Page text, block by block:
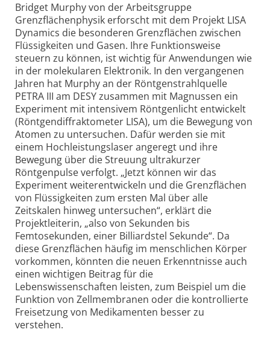
Bridget Murphy von der Arbeitsgruppe
Grenzflächenphysik erforscht mit dem Projekt LISA
Dynamics die besonderen Grenzflächen zwischen
Flüssigkeiten und Gasen. Ihre Funktionsweise
steuern zu können, ist wichtig für Anwendungen wie
in der molekularen Elektronik. In den vergangenen
Jahren hat Murphy an der Röntgenstrahlquelle
PETRA III am DESY zusammen mit Magnussen ein
Experiment mit intensivem Röntgenlicht entwickelt
(Röntgendiffraktometer LISA), um die Bewegung von
Atomen zu untersuchen. Dafür werden sie mit
einem Hochleistungslaser angeregt und ihre
Bewegung über die Streuung ultrakurzer
Röntgenpulse verfolgt. „Jetzt können wir das
Experiment weiterentwickeln und die Grenzflächen
von Flüssigkeiten zum ersten Mal über alle
Zeitskalen hinweg untersuchen“, erklärt die
Projektleiterin, „also von Sekunden bis
Femtosekunden, einer Billiardstel Sekunde“. Da
diese Grenzflächen häufig im menschlichen Körper
vorkommen, könnten die neuen Erkenntnisse auch
einen wichtigen Beitrag für die
Lebenswissenschaften leisten, zum Beispiel um die
Funktion von Zellmembranen oder die kontrollierte
Freisetzung von Medikamenten besser zu
verstehen.